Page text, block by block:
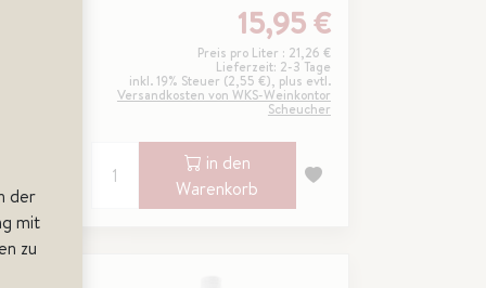
der
mit
zu
15,95 €
Preis pro Liter : 21,26 €
Lieferzeit: 2-3 Tage
inkl. 19% Steuer (2,55 €), plus evtl.
Versandkosten von WKS-Weinkontor
Scheucher
in den
Warenkorb